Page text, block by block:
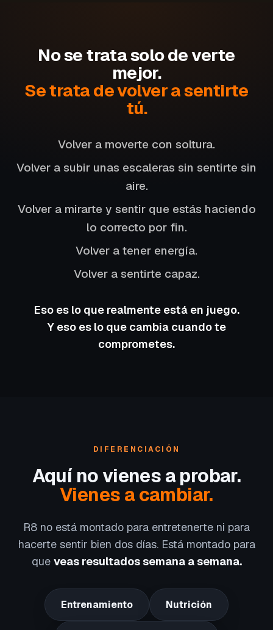
No se trata solo de verte
mejor.
Se trata de volver a sentirte
tú.
Volver a moverte con soltura.
Volver a subir unas escaleras sin sentirte sin
aire.
Volver a mirarte y sentir que estás haciendo
lo correcto por fin.
Volver a tener energía.
Volver a sentirte capaz.
Eso es lo que realmente está en juego.
Y eso es lo que cambia cuando te
comprometes.
DIFERENCIACIÓN
Aquí no vienes a probar.
Vienes a cambiar.
R8 no está montado para entretenerte ni para
hacerte sentir bien dos días. Está montado para
que veas resultados semana a semana.
Entrenamiento Nutrición